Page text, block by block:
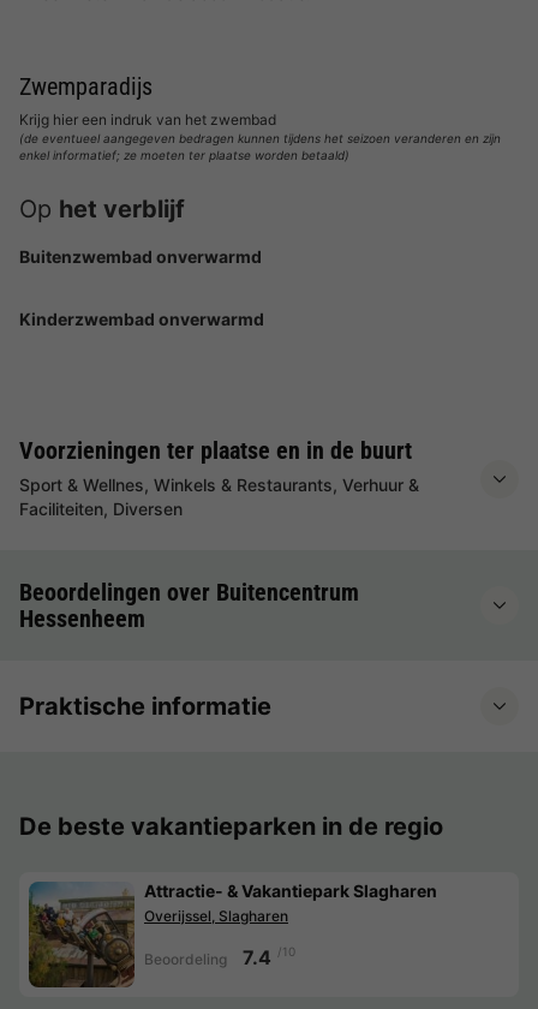
Zwemparadijs
Krijg hier een indruk van het zwembad
(de eventueel aangegeven bedragen kunnen tijdens het seizoen veranderen en zijn
enkel informatief; ze moeten ter plaatse worden betaald)
Op het verblijf
Buitenzwembad onverwarmd
Kinderzwembad onverwarmd
Voorzieningen ter plaatse en in de buurt
Sport & Wellnes, Winkels & Restaurants, Verhuur &
Faciliteiten, Diversen
Beoordelingen over Buitencentrum
Hessenheem
Praktische informatie
De beste vakantieparken in de regio
Attractie- & Vakantiepark Slagharen
Overijssel, Slagharen
Beoordeling 7.4 /10